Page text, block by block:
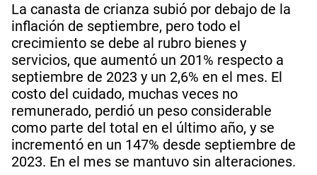
La canasta de crianza subió por debajo de la
inflación de septiembre, pero todo el
crecimiento se debe al rubro bienes y
servicios, que aumentó un 201% respecto a
septiembre de 2023 y un 2,6% en el mes. El
costo del cuidado, muchas veces no
remunerado, perdió un peso considerable
como parte del total en el último año, y se
incrementó en un 147% desde septiembre de
2023. En el mes se mantuvo sin alteraciones.